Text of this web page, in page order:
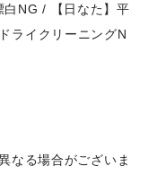
NG / 【日なた】平
ライクリーニングN
なる場合がございま